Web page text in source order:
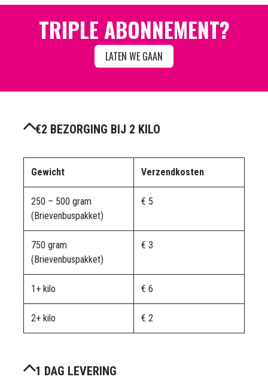
TRIPLE ABONNEMENT?
LATEN WE GAAN
€2 BEZORGING BIJ 2 KILO
Gewicht Verzendkosten
250 – 500 gram
(Brievenbuspakket)
€ 5
750 gram
(Brievenbuspakket)
€ 3
1+ kilo € 6
2+ kilo € 2
1 DAG LEVERING